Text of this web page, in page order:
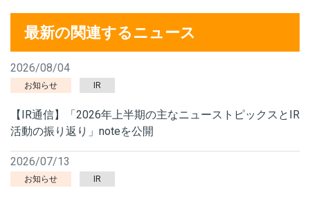
最新の関連するニュース
2026/08/04
お知らせ IR
【IR通信】「2026年上半期の主なニューストピックスとIR
活動の振り返り」noteを公開
2026/07/13
お知らせ IR